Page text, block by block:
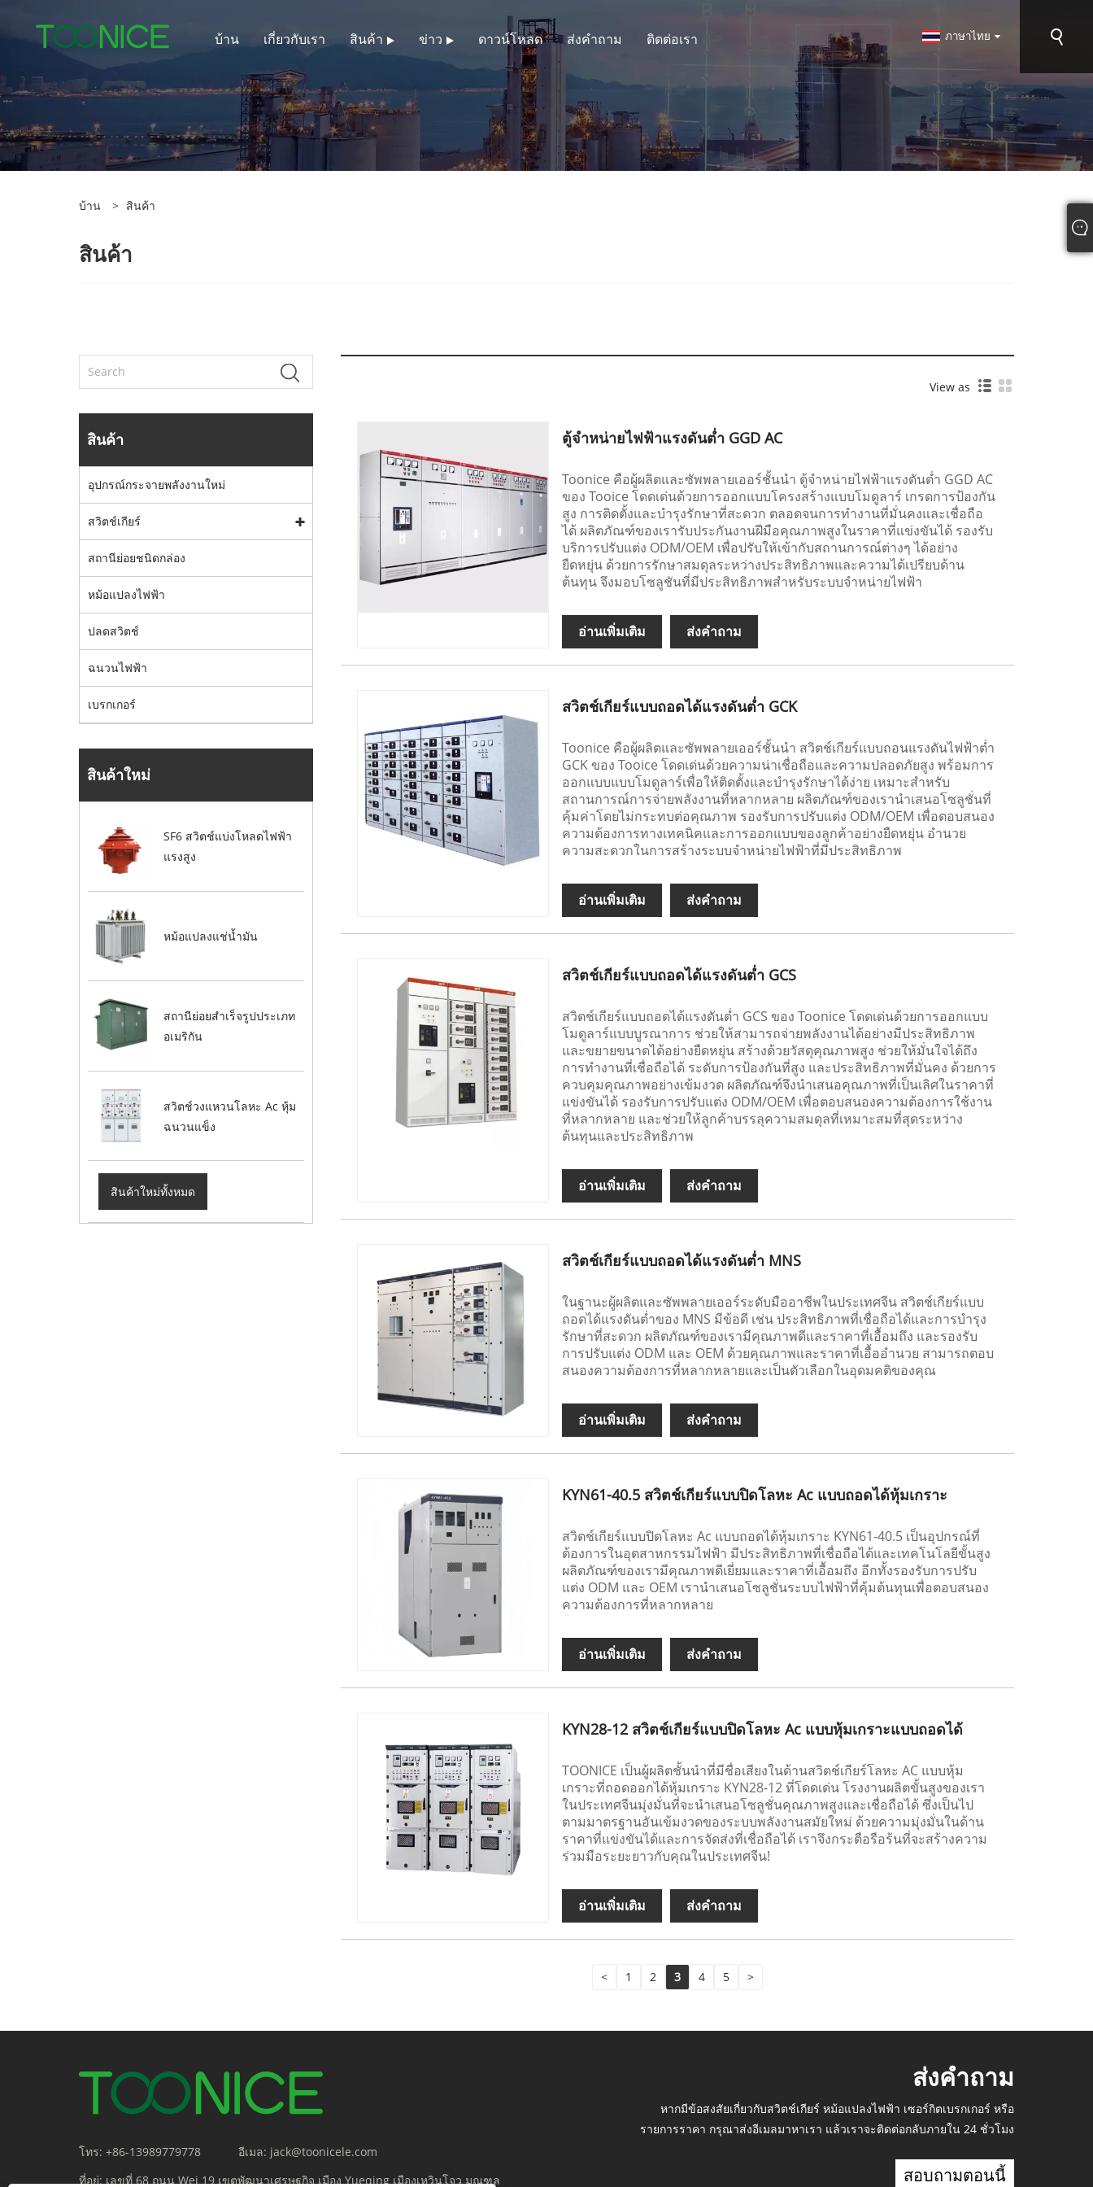
บ้าน เกี่ยวกับเรา สินค้า ข่าว ดาวน์โหลด ส่งคำถาม ติดต่อเรา ภาษาไทย
บ้าน > สินค้า
สินค้า
สินค้า
อุปกรณ์กระจายพลังงานใหม่
สวิตช์เกียร์
สถานีย่อยชนิดกล่อง
หม้อแปลงไฟฟ้า
ปลดสวิตช์
ฉนวนไฟฟ้า
เบรกเกอร์
สินค้าใหม่
SF6 สวิตช์แบ่งโหลดไฟฟ้า
แรงสูง
หม้อแปลงแช่น้ำมัน
สถานีย่อยสำเร็จรูปประเภท
อเมริกัน
สวิตช์วงแหวนโลหะ Ac หุ้ม
ฉนวนแข็ง
สินค้าใหม่ทั้งหมด
View as
ตู้จำหน่ายไฟฟ้าแรงดันต่ำ GGD AC
Toonice คือผู้ผลิตและซัพพลายเออร์ชั้นนำ ตู้จำหน่ายไฟฟ้าแรงดันต่ำ GGD AC
ของ Tooice โดดเด่นด้วยการออกแบบโครงสร้างแบบโมดูลาร์ เกรดการป้องกัน
สูง การติดตั้งและบำรุงรักษาที่สะดวก ตลอดจนการทำงานที่มั่นคงและเชื่อถือ
ได้ ผลิตภัณฑ์ของเรารับประกันงานฝีมือคุณภาพสูงในราคาที่แข่งขันได้ รองรับ
บริการปรับแต่ง ODM/OEM เพื่อปรับให้เข้ากับสถานการณ์ต่างๆ ได้อย่าง
ยืดหยุ่น ด้วยการรักษาสมดุลระหว่างประสิทธิภาพและความได้เปรียบด้าน
ต้นทุน จึงมอบโซลูชันที่มีประสิทธิภาพสำหรับระบบจำหน่ายไฟฟ้า
อ่านเพิ่มเติม ส่งคำถาม
สวิตช์เกียร์แบบถอดได้แรงดันต่ำ GCK
Toonice คือผู้ผลิตและซัพพลายเออร์ชั้นนำ สวิตช์เกียร์แบบถอนแรงดันไฟฟ้าต่ำ
GCK ของ Tooice โดดเด่นด้วยความน่าเชื่อถือและความปลอดภัยสูง พร้อมการ
ออกแบบแบบโมดูลาร์เพื่อให้ติดตั้งและบำรุงรักษาได้ง่าย เหมาะสำหรับ
สถานการณ์การจ่ายพลังงานที่หลากหลาย ผลิตภัณฑ์ของเรานำเสนอโซลูชั่นที่
คุ้มค่าโดยไม่กระทบต่อคุณภาพ รองรับการปรับแต่ง ODM/OEM เพื่อตอบสนอง
ความต้องการทางเทคนิคและการออกแบบของลูกค้าอย่างยืดหยุ่น อำนวย
ความสะดวกในการสร้างระบบจำหน่ายไฟฟ้าที่มีประสิทธิภาพ
อ่านเพิ่มเติม ส่งคำถาม
สวิตช์เกียร์แบบถอดได้แรงดันต่ำ GCS
สวิตช์เกียร์แบบถอดได้แรงดันต่ำ GCS ของ Toonice โดดเด่นด้วยการออกแบบ
โมดูลาร์แบบบูรณาการ ช่วยให้สามารถจ่ายพลังงานได้อย่างมีประสิทธิภาพ
และขยายขนาดได้อย่างยืดหยุ่น สร้างด้วยวัสดุคุณภาพสูง ช่วยให้มั่นใจได้ถึง
การทำงานที่เชื่อถือได้ ระดับการป้องกันที่สูง และประสิทธิภาพที่มั่นคง ด้วยการ
ควบคุมคุณภาพอย่างเข้มงวด ผลิตภัณฑ์จึงนำเสนอคุณภาพที่เป็นเลิศในราคาที่
แข่งขันได้ รองรับการปรับแต่ง ODM/OEM เพื่อตอบสนองความต้องการใช้งาน
ที่หลากหลาย และช่วยให้ลูกค้าบรรลุความสมดุลที่เหมาะสมที่สุดระหว่าง
ต้นทุนและประสิทธิภาพ
อ่านเพิ่มเติม ส่งคำถาม
สวิตช์เกียร์แบบถอดได้แรงดันต่ำ MNS
ในฐานะผู้ผลิตและซัพพลายเออร์ระดับมืออาชีพในประเทศจีน สวิตช์เกียร์แบบ
ถอดได้แรงดันต่ำของ MNS มีข้อดี เช่น ประสิทธิภาพที่เชื่อถือได้และการบำรุง
รักษาที่สะดวก ผลิตภัณฑ์ของเรามีคุณภาพดีและราคาที่เอื้อมถึง และรองรับ
การปรับแต่ง ODM และ OEM ด้วยคุณภาพและราคาที่เอื้ออำนวย สามารถตอบ
สนองความต้องการที่หลากหลายและเป็นตัวเลือกในอุดมคติของคุณ
อ่านเพิ่มเติม ส่งคำถาม
KYN61-40.5 สวิตช์เกียร์แบบปิดโลหะ Ac แบบถอดได้หุ้มเกราะ
สวิตช์เกียร์แบบปิดโลหะ Ac แบบถอดได้หุ้มเกราะ KYN61-40.5 เป็นอุปกรณ์ที่
ต้องการในอุตสาหกรรมไฟฟ้า มีประสิทธิภาพที่เชื่อถือได้และเทคโนโลยีขั้นสูง
ผลิตภัณฑ์ของเรามีคุณภาพดีเยี่ยมและราคาที่เอื้อมถึง อีกทั้งรองรับการปรับ
แต่ง ODM และ OEM เรานำเสนอโซลูชั่นระบบไฟฟ้าที่คุ้มต้นทุนเพื่อตอบสนอง
ความต้องการที่หลากหลาย
อ่านเพิ่มเติม ส่งคำถาม
KYN28-12 สวิตช์เกียร์แบบปิดโลหะ Ac แบบหุ้มเกราะแบบถอดได้
TOONICE เป็นผู้ผลิตชั้นนำที่มีชื่อเสียงในด้านสวิตช์เกียร์โลหะ AC แบบหุ้ม
เกราะที่ถอดออกได้หุ้มเกราะ KYN28-12 ที่โดดเด่น โรงงานผลิตขั้นสูงของเรา
ในประเทศจีนมุ่งมั่นที่จะนำเสนอโซลูชั่นคุณภาพสูงและเชื่อถือได้ ซึ่งเป็นไป
ตามมาตรฐานอันเข้มงวดของระบบพลังงานสมัยใหม่ ด้วยความมุ่งมั่นในด้าน
ราคาที่แข่งขันได้และการจัดส่งที่เชื่อถือได้ เราจึงกระตือรือร้นที่จะสร้างความ
ร่วมมือระยะยาวกับคุณในประเทศจีน!
อ่านเพิ่มเติม ส่งคำถาม
< 1 2 3 4 5 >
โทร: +86-13989779778 อีเมล: jack@toonicele.com
ที่อยู่: เลขที่ 68 ถนน Wei 19 เขตพัฒนาเศรษฐกิจ เมือง Yueqing เมืองเหวินโจว มณฑล
ส่งคำถาม
หากมีข้อสงสัยเกี่ยวกับสวิตช์เกียร์ หม้อแปลงไฟฟ้า เซอร์กิตเบรกเกอร์ หรือ
รายการราคา กรุณาส่งอีเมลมาหาเรา แล้วเราจะติดต่อกลับภายใน 24 ชั่วโมง
สอบถามตอนนี้